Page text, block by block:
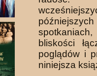
późniejszych
bliskości
poglądów i
niniejsza